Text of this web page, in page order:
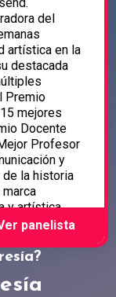
del
artística en la
destacada
Premio
mejores
Docente
Profesor
y
de la historia
y artística.